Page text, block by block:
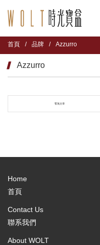
首頁 / 品牌 / Azzurro
Azzurro
暫無文章
Home
首頁
Contact Us
聯系我們
About WOLT